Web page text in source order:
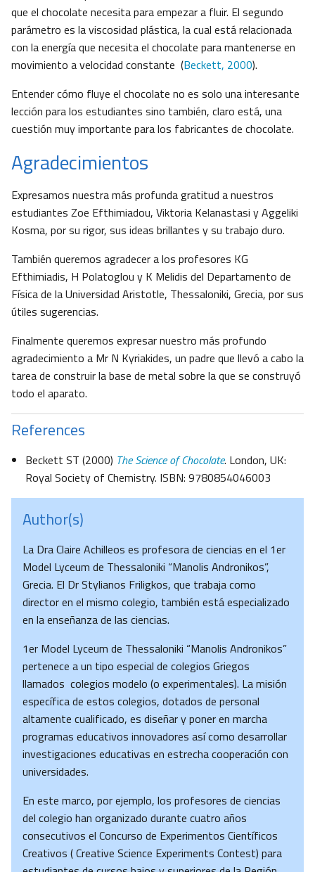
que el chocolate necesita para empezar a fluir. El segundo
parámetro es la viscosidad plástica, la cual está relacionada
con la energía que necesita el chocolate para mantenerse en
movimiento a velocidad constante (Beckett, 2000).
Entender cómo fluye el chocolate no es solo una interesante
lección para los estudiantes sino también, claro está, una
cuestión muy importante para los fabricantes de chocolate.
Agradecimientos
Expresamos nuestra más profunda gratitud a nuestros
estudiantes Zoe Efthimiadou, Viktoria Kelanastasi y Aggeliki
Kosma, por su rigor, sus ideas brillantes y su trabajo duro.
También queremos agradecer a los profesores KG
Efthimiadis, H Polatoglou y K Melidis del Departamento de
Física de la Universidad Aristotle, Thessaloniki, Grecia, por sus
útiles sugerencias.
Finalmente queremos expresar nuestro más profundo
agradecimiento a Mr N Kyriakides, un padre que llevó a cabo la
tarea de construir la base de metal sobre la que se construyó
todo el aparato.
References
Beckett ST (2000) The Science of Chocolate. London, UK:
Royal Society of Chemistry. ISBN: 9780854046003
Author(s)
La Dra Claire Achilleos es profesora de ciencias en el 1er
Model Lyceum de Thessaloniki “Manolis Andronikos”,
Grecia. El Dr Stylianos Friligkos, que trabaja como
director en el mismo colegio, también está especializado
en la enseñanza de las ciencias.
1er Model Lyceum de Thessaloniki “Manolis Andronikos”
pertenece a un tipo especial de colegios Griegos
llamados colegios modelo (o experimentales). La misión
específica de estos colegios, dotados de personal
altamente cualificado, es diseñar y poner en marcha
programas educativos innovadores así como desarrollar
investigaciones educativas en estrecha cooperación con
universidades.
En este marco, por ejemplo, los profesores de ciencias
del colegio han organizado durante cuatro años
consecutivos el Concurso de Experimentos Científicos
Creativos ( Creative Science Experiments Contest) para